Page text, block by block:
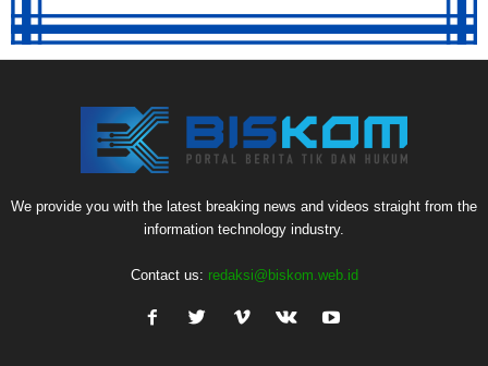
We provide you with the latest breaking news and videos straight from the
information technology industry.
Contact us: redaksi@biskom.web.id